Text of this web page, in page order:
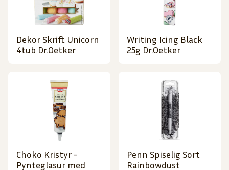
Dekor Skrift Unicorn
4tub Dr.Oetker
Writing Icing Black
25g Dr.Oetker
Choko Kristyr -
Pynteglasur med
Penn Spiselig Sort
Rainbowdust